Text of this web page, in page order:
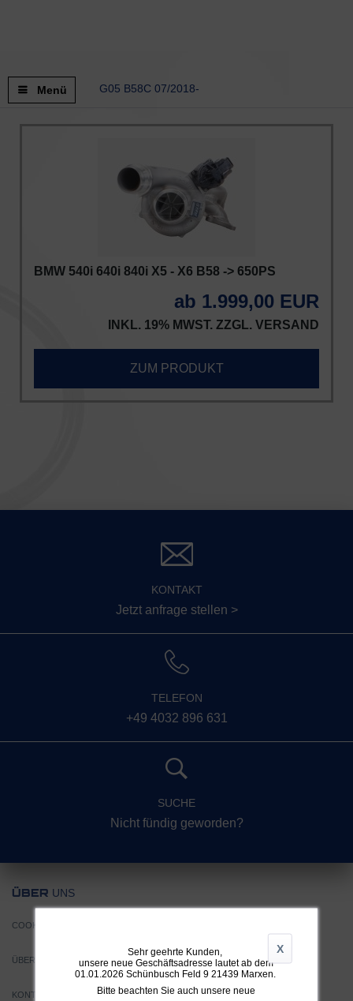
Menü G05 B58C 07/2018-
BMW 540i 640i 840i X5 - X6 B58 -> 650PS
ab 1.999,00 EUR
INKL. 19% MWST. ZZGL. VERSAND
ZUM PRODUKT
X
Sehr geehrte Kunden,
unsere neue Geschäftsadresse lautet ab dem
01.01.2026 Schünbusch Feld 9 21439 Marxen.
Bitte beachten Sie auch unsere neue
KONTAKT
Jetzt anfrage stellen >
TELEFON
+49 4032 896 631
SUCHE
Nicht fündig geworden?
ÜBER UNS
COOKIE EINSTELLUNGEN
ÜBER TTH
KONTAKT